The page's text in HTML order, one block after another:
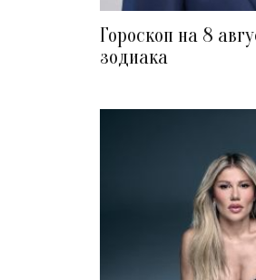
Гороскоп на 8
зодиака